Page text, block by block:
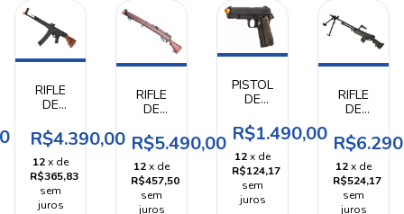
RIFLE
DE
MP44
FULL
STEEL
MADEIRA
REAL -
AGM
R$4.390,00
12x de
R$365,83
sem
juros
RIFLE
DE
LEE
ENFIELD
No. 1
Mk III
MADEIRA
REAL -
R$5.490,00
12x de
R$457,50
sem
juros
PISTOLA
DE
1911A1
GEN2
GBB
WE
R$1.490,00
12x de
R$124,17
sem
juros
RIFLE
DE
AEG
BAR
M1918
A2
FULL
METAL
12x de
R$524,17
sem
juros